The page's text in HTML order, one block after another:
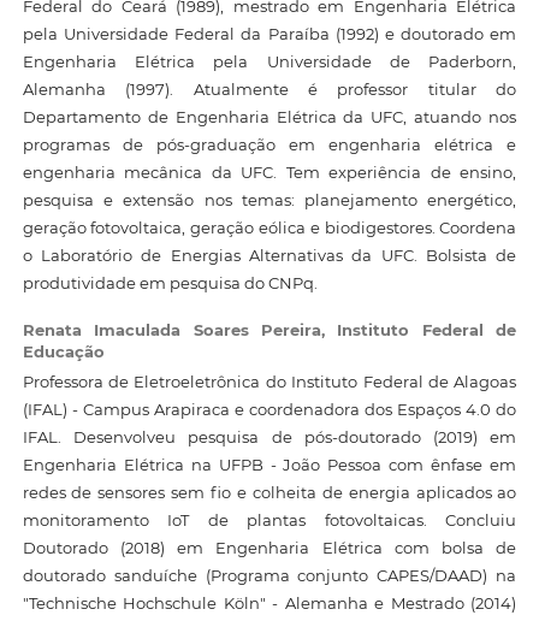
Federal do Ceará (1989), mestrado em Engenharia Elétrica
pela Universidade Federal da Paraíba (1992) e doutorado em
Engenharia Elétrica pela Universidade de Paderborn,
Alemanha (1997). Atualmente é professor titular do
Departamento de Engenharia Elétrica da UFC, atuando nos
programas de pós-graduação em engenharia elétrica e
engenharia mecânica da UFC. Tem experiência de ensino,
pesquisa e extensão nos temas: planejamento energético,
geração fotovoltaica, geração eólica e biodigestores. Coordena
o Laboratório de Energias Alternativas da UFC. Bolsista de
produtividade em pesquisa do CNPq.
Renata Imaculada Soares Pereira, Instituto Federal de
Educação
Professora de Eletroeletrônica do Instituto Federal de Alagoas
(IFAL) - Campus Arapiraca e coordenadora dos Espaços 4.0 do
IFAL. Desenvolveu pesquisa de pós-doutorado (2019) em
Engenharia Elétrica na UFPB - João Pessoa com ênfase em
redes de sensores sem fio e colheita de energia aplicados ao
monitoramento IoT de plantas fotovoltaicas. Concluiu
Doutorado (2018) em Engenharia Elétrica com bolsa de
doutorado sanduíche (Programa conjunto CAPES/DAAD) na
"Technische Hochschule Köln" - Alemanha e Mestrado (2014)